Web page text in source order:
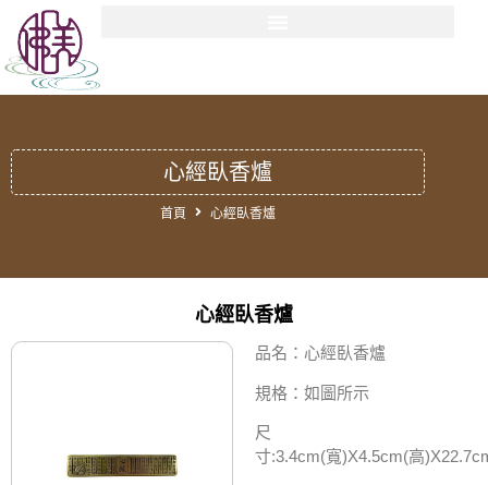
心經臥香爐
首頁 心經臥香爐
心經臥香爐
品名：心經臥香爐
規格：如圖所示
尺
寸:3.4cm(寬)X4.5cm(高